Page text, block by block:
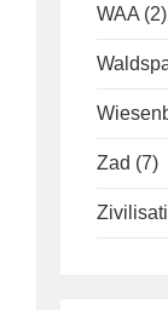
WAA (2)
Zad (7)